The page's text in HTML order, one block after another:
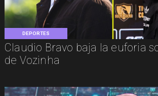
DEPORTES
Claudio Bravo baja la euforia
de Vozinha